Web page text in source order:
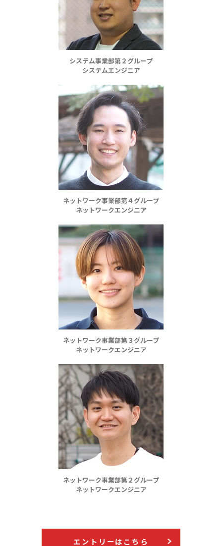
システム事業部第２グループ
システムエンジニア
ネットワーク事業部第４グループ
ネットワークエンジニア
ネットワーク事業部第３グループ
ネットワークエンジニア
ネットワーク事業部第２グループ
ネットワークエンジニア
エントリーはこちら